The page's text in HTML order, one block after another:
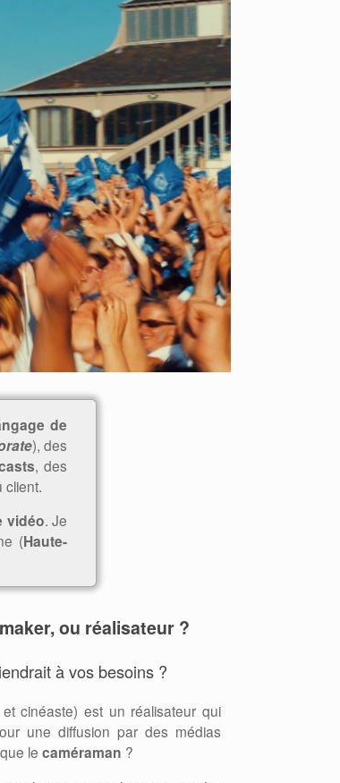
de
), des
, des
client.
vidéo. Je
(Haute-
ou réalisateur ?
à vos besoins ?
cinéaste) est un réalisateur qui
une diffusion par des médias
le caméraman ?